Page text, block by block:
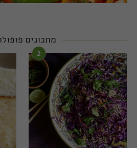
מתכונים
2